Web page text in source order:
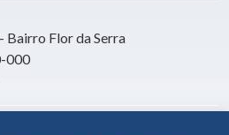
Bairro Flor da Serra
000